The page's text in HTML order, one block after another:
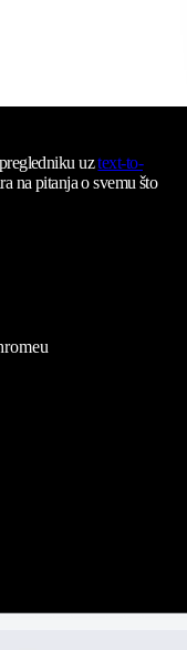
uztext-to-
na pitanja o svemu što